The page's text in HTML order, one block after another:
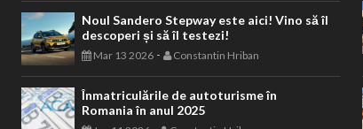
Noul Sandero Stepway este aici! Vino să îl
descoperi și să îl testezi!
Mar 13 2026 - Constantin Hriban
Înmatriculările de autoturisme în
Romania în anul 2025